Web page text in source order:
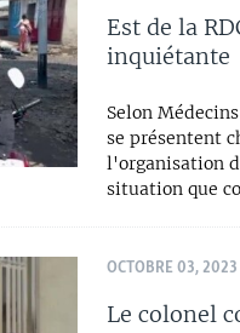
Est de la
inquiétante
Selon
se présentent
l'organisation
situation que
OCTOBRE 03, 2023
Le colonel